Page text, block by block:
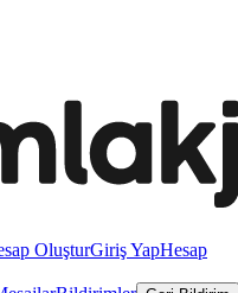
OluşturGiriş YapHesap